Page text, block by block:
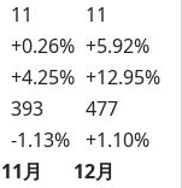
11
11
+0.26% +5.92%
+4.25% +12.95%
393
477
-1.13% +1.10%
11月
12月